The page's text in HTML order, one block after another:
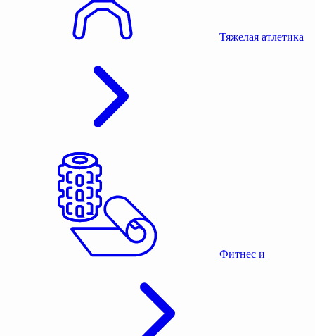
Тяжелая атлетика
Фитнес и